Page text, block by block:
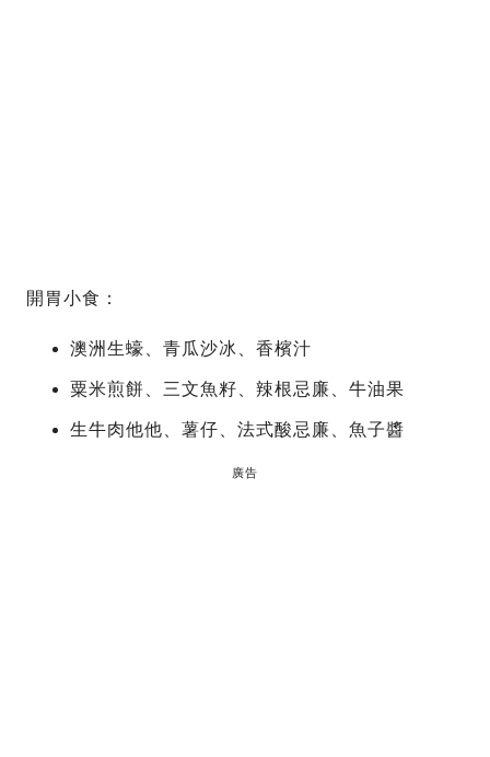
開胃小食：
澳洲生蠔、青瓜沙冰、香檳汁
粟米煎餅、三文魚籽、辣根忌廉、牛油果
生牛肉他他、薯仔、法式酸忌廉、魚子醬
廣告